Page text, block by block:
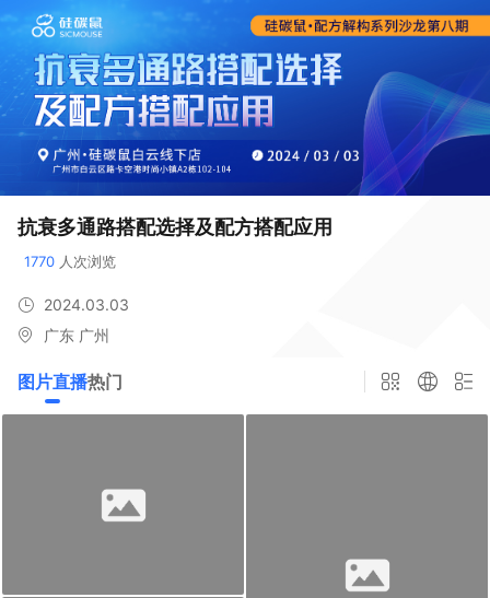
抗衰多通路搭配选择及配方搭配应用
1770 人次浏览
2024.03.03
广东 广州
图片直播热门